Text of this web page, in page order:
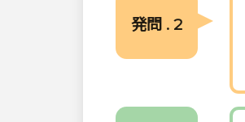
発問 . 2